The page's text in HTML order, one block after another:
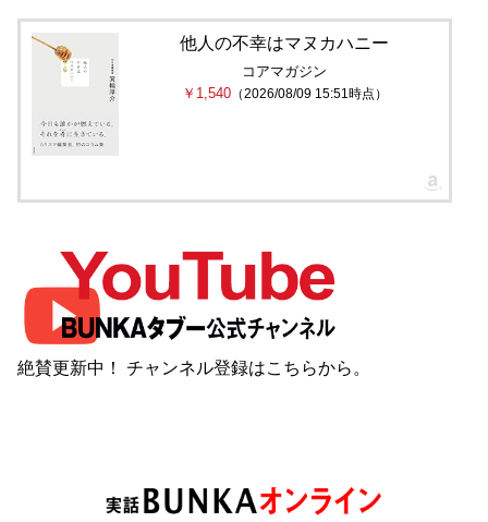
他人の不幸はマヌカハニー
コアマガジン
￥1,540（2026/08/09 15:51時点）
絶賛更新中！ チャンネル登録はこちらから。